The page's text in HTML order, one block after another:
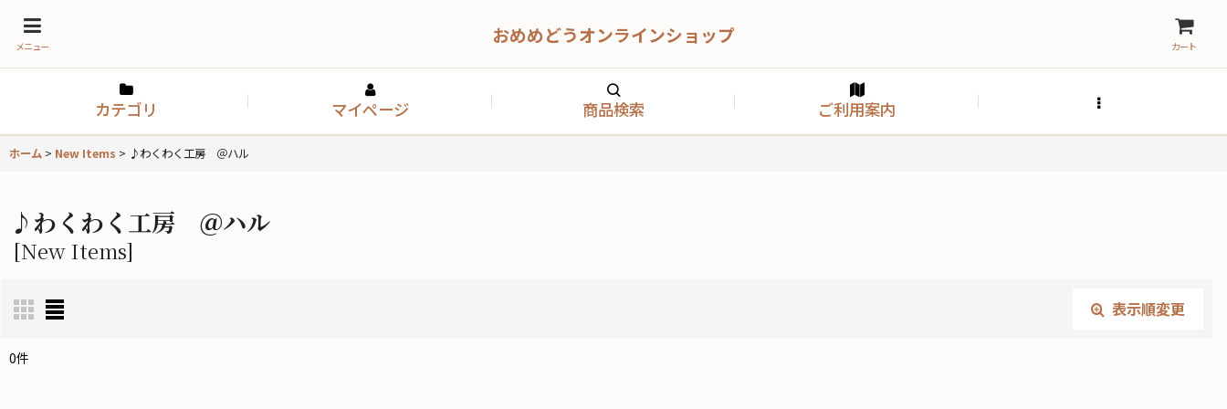
メニュー おめめどうオンラインショップ カート
カテゴリ マイページ 商品検索 ご利用案内
ホーム > New Items > ♪わくわく工房 ＠ハル
♪わくわく工房 ＠ハル
[New Items]
表示順変更
閉じる
0件